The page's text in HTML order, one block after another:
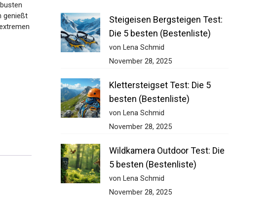
Steigeisen Bergsteigen Test:
Die 5 besten (Bestenliste)
von Lena Schmid
November 28, 2025
Klettersteigset Test: Die 5
besten (Bestenliste)
von Lena Schmid
November 28, 2025
Wildkamera Outdoor Test: Die
5 besten (Bestenliste)
von Lena Schmid
November 28, 2025